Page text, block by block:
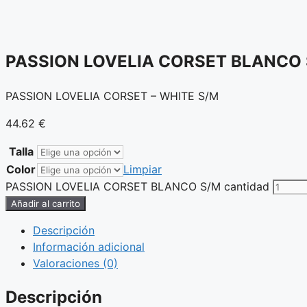
PASSION LOVELIA CORSET
PASSION LOVELIA CORSET – WHITE S/M
44.62 €
Talla
Color
Limpiar
PASSION LOVELIA CORSET BLANCO S/M cantidad
Añadir al carrito
Descripción
Información adicional
Valoraciones (0)
Descripción